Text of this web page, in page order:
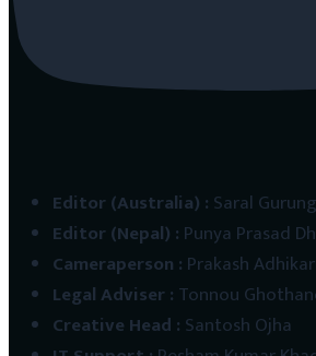
Editor (Australia) : Saral Gurung
Editor (Nepal) : Punya Prasad
Cameraperson : Prakash Adhikari
Legal Adviser: Tonnou
Creative Head : Santosh Ojha